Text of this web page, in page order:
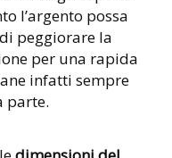
l’argento possa
peggiorare la
per una rapida
infatti sempre
parte.